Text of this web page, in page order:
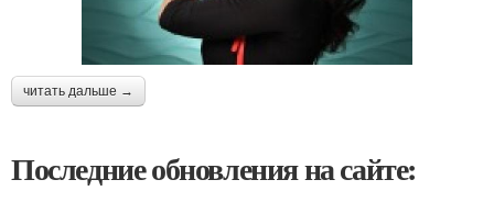
читать дальше →
Последние обновления на сайте: